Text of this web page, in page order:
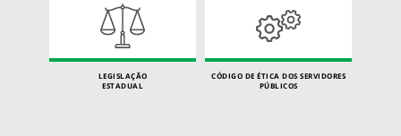
LEGISLAÇÃO
ESTADUAL
CÓDIGO DE ÉTICA DOS SERVIDORES
PÚBLICOS